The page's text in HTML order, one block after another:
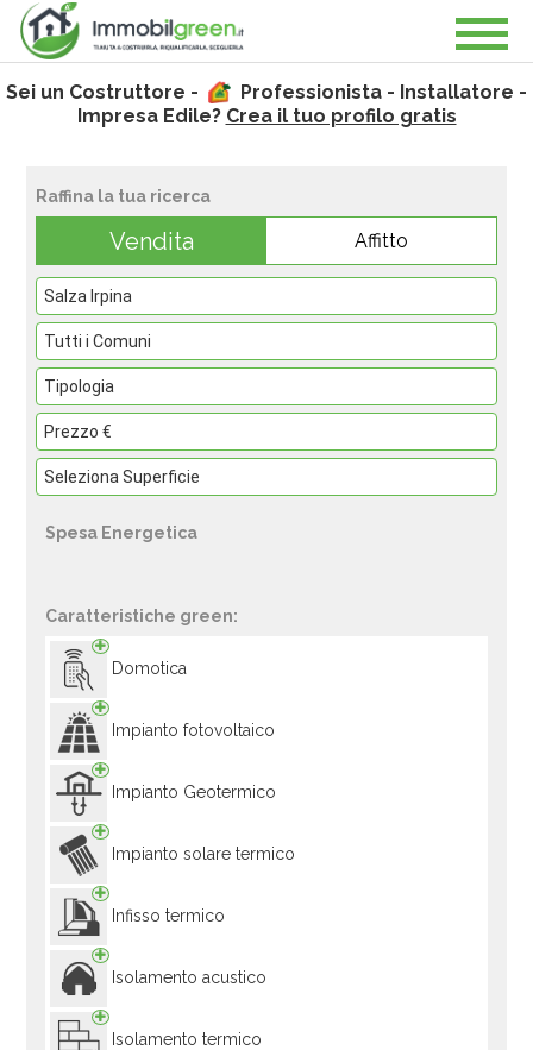
Sei un Costruttore -
Professionista - Installatore -
Impresa Edile? Crea il tuo profilo gratis
Raffina la tua ricerca
Vendita Affitto
Spesa Energetica
Caratteristiche green:
Domotica
Impianto fotovoltaico
Impianto Geotermico
Impianto solare termico
Infisso termico
Isolamento acustico
Isolamento termico